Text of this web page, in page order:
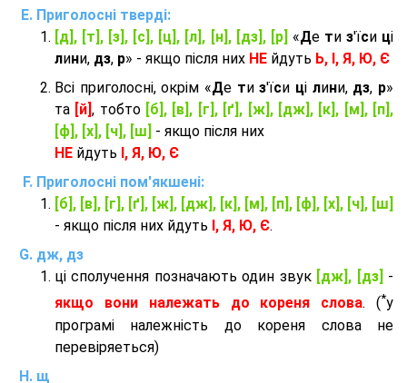
Приголосні тверді:
[д], [т], [з], [с], [ц], [л], [н], [дз], [р] «Де ти з'їси ці
лини, дз, р» - якщо після них НЕ йдуть Ь, І, Я, Ю, Є
Всі приголосні, окрім «Де тиз'їси ці лини, дз, р»
та [й], тобто [б], [в], [г], [ґ], [ж], [дж], [к], [м], [п],
[ф], [х], [ч], [ш] - якщо після них
НЕ йдуть І, Я, Ю, Є
Приголосні пом'якшені:
[б], [в], [г], [ґ], [ж], [дж], [к], [м], [п], [ф], [х], [ч], [ш]
- якщо після них йдуть І, Я, Ю, Є.
дж, дз
ці сполучення позначають один звук [дж], [дз] -
якщо вони належать до кореня слова. (*у
програмі належність до кореня слова не
перевіряеться)
щ